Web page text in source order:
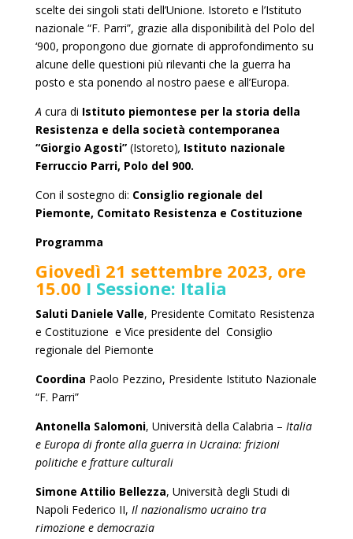
scelte dei singoli stati dell’Unione. Istoreto e l’Istituto
nazionale “F. Parri”, grazie alla disponibilità del Polo del
‘900, propongono due giornate di approfondimento su
alcune delle questioni più rilevanti che la guerra ha
posto e sta ponendo al nostro paese e all’Europa.
A cura di Istituto piemontese per la storia della
Resistenza e della società contemporanea
“Giorgio Agosti”(Istoreto), Istituto nazionale
Ferruccio Parri, Polo del 900.
Con il sostegno di: Consiglio regionale del
Piemonte, Comitato Resistenza e Costituzione
Programma
Giovedì 21 settembre 2023, ore
15.00 I Sessione: Italia
Saluti Daniele Valle, Presidente Comitato Resistenza
e Costituzione e Vice presidente del Consiglio
regionale del Piemonte
Coordina Paolo Pezzino, Presidente Istituto Nazionale
“F. Parri”
Antonella Salomoni, Università della Calabria – Italia
e Europa di fronte alla guerra in Ucraina: frizioni
politiche e fratture culturali
Simone Attilio Bellezza, Università degli Studi di
Napoli Federico II, Il nazionalismo ucraino tra
rimozione e democrazia